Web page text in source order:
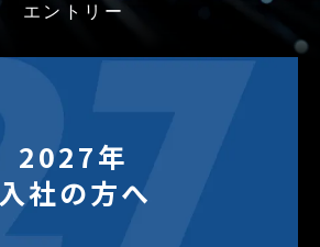
エントリー
2027年
入社の方へ